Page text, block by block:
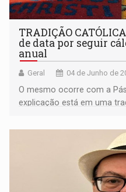
TRADIÇÃO
de data por seguir
anual
Geral 04 de Junho de
O mesmo ocorre com a
explicação está em uma
astronômicos